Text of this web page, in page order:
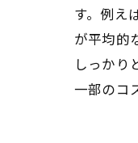
す。例え
が平均的
しっかり
一部のコ